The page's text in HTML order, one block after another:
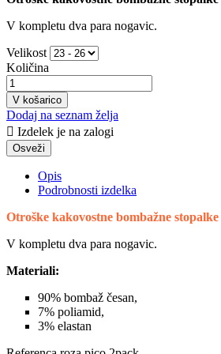
V kompletu dva para nogavic.
Velikost
Količina
V košarico
Dodaj na seznam želja
 Izdelek je na zalogi
Opis
Podrobnosti izdelka
Otroške kakovostne bombažne stopalke
V kompletu dva para nogavic.
Materiali:
90% bombaž česan,
7% poliamid,
3% elastan